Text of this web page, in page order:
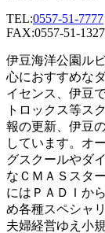
TEL:0557-51-7777
FAX:0557-51-1327
伊豆海洋公園ル
心におすすめな
イセンス、伊豆
トロックス等ス
報の更新、伊豆
しています。オ
グスクールやダ
なＣＭＡＳスタ
にはＰＡＤＩか
め各種スペシャ
夫婦経営ゆえ小